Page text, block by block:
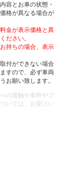
容とお車の状態・
格が異なる場合が
金が表示価格と異
ださい。
持ちの場合、表示
付ができない場合
すので、必ず車両
お願い致します。
の接触や車枠やフ
いては、お受けい